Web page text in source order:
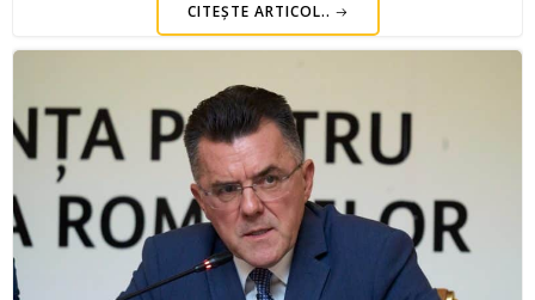
CITEȘTE ARTICOL..